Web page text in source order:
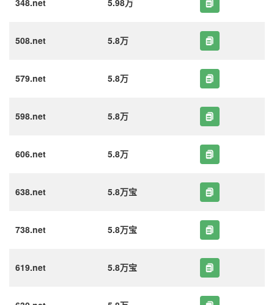
348.net 5.98万
508.net 5.8万
579.net 5.8万
598.net 5.8万
606.net 5.8万
638.net 5.8万宝
738.net 5.8万宝
619.net 5.8万宝